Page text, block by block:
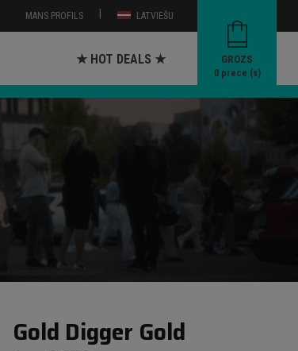
LATVIEŠU
|
MANS PROFILS
GROZS
0prece (s)
★ HOT DEALS ★
Gold Digger Gold